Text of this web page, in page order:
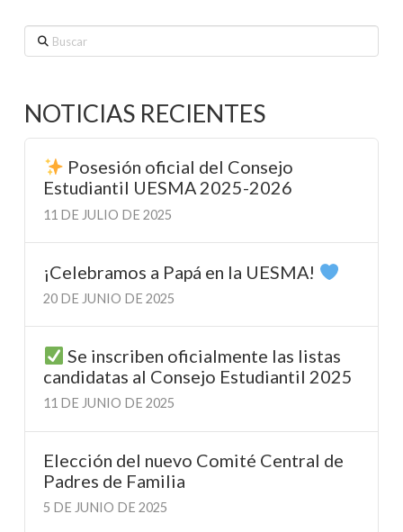
Buscar
NOTICIAS RECIENTES
Posesión oficial del Consejo
Estudiantil UESMA 2025-2026
11 DE JULIO DE 2025
¡Celebramos a Papá en la UESMA!
20 DE JUNIO DE 2025
Se inscriben oficialmente las listas
candidatas al Consejo Estudiantil 2025
11 DE JUNIO DE 2025
Elección del nuevo Comité Central de
Padres de Familia
5 DE JUNIO DE 2025